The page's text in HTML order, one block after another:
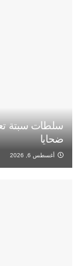
ضحايا
أغسطس 6, 2026